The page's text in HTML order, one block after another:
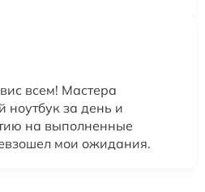
всем! Мастера
ноутбук за день и
на выполненные
мои ожидания.